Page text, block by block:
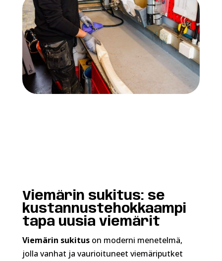
Viemärin sukitus: se
kustannustehokkaampi
tapa uusia viemärit
Viemärin sukituson moderni menetelmä,
jolla vanhat ja vaurioituneet viemäriputket